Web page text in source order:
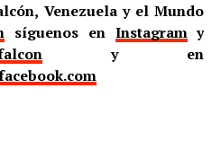
Venezuela y el Mundo
síguenos en Instagramy
y en